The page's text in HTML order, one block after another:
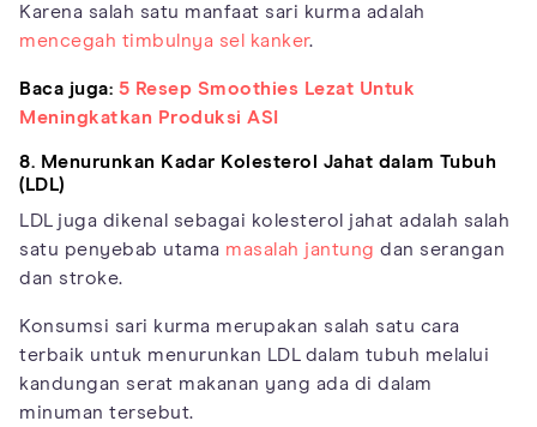
Karena salah satu manfaat sari kurma adalah
mencegah timbulnya sel kanker.
Baca juga: 5 Resep Smoothies Lezat Untuk
Meningkatkan Produksi ASI
8. Menurunkan Kadar Kolesterol Jahat dalam Tubuh
(LDL)
LDL juga dikenal sebagai kolesterol jahat adalah salah
satu penyebab utama masalah jantung dan serangan
dan stroke.
Konsumsi sari kurma merupakan salah satu cara
terbaik untuk menurunkan LDL dalam tubuh melalui
kandungan serat makanan yang ada di dalam
minuman tersebut.